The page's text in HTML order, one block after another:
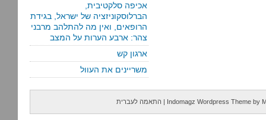
אכיפה סלקטיבית,
הברלוסקוניזציה של ישראל, בגידת
הרופאים, ואין מה להתלהב מרבני
צהר: ארבע הערות על המצב
ארגון קש
משריינים את העוול
Indomagz Wordpress Theme by
| התאמה לעברית